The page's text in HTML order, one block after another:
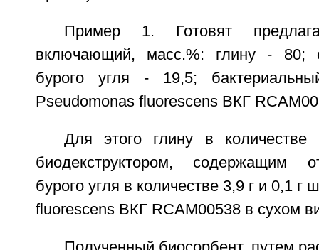
Пример 1. Готовят
включающий, масс.%: глину - 80;
бурого угля - 19,5;
Pseudomonas fluorescens ВКГ
Для этого глину в
биодекструктором, содержащим
бурого угля в количестве 3,9 г и 0,1
fluorescens ВКГ RCAM00538 в сухом